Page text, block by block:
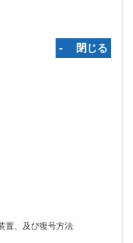
‐ 閉じる
置、及び復号方法